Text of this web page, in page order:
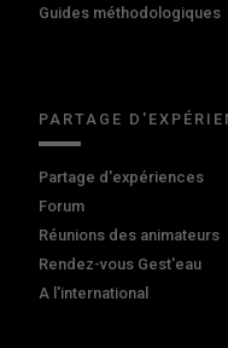
Guides méthodologiques
PARTAGE
Partage d'expériences
Forum
Réunions des animateurs
Rendez-vous Gest'eau
A l'international